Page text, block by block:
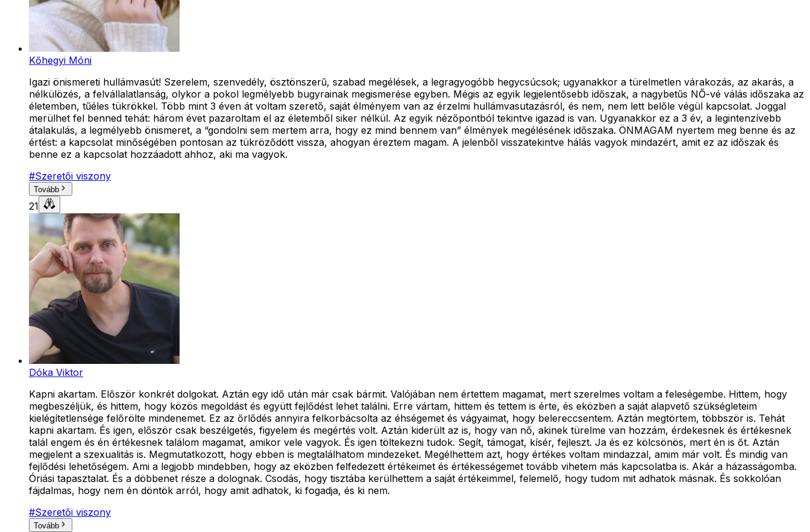
Kőhegyi Móni
Igazi önismereti hullámvasút! Szerelem, szenvedély, ösztönszerű, szabad megélések, a legragyogóbb hegycsúcsok; ugyanakkor a türelmetlen várakozás, az akarás, a
nélkülözés, a felvállalatlanság, olykor a pokol legmélyebb bugyrainak megismerése egyben. Mégis az egyik legjelentősebb időszak, a nagybetűs NŐ-vé válás időszaka az
életemben, tűéles tükrökkel. Több mint 3 éven át voltam szerető, saját élményem van az érzelmi hullámvasutazásról, és nem, nem lett belőle végül kapcsolat. Joggal
merülhet fel benned tehát: három évet pazaroltam el az életemből siker nélkül. Az egyik nézőpontból tekintve igazad is van. Ugyanakkor ez a 3 év, a legintenzívebb
átalakulás, a legmélyebb önismeret, a “gondolni sem mertem arra, hogy ez mind bennem van” élmények megélésének időszaka. ÖNMAGAM nyertem meg benne és az
értést: a kapcsolat minőségében pontosan az tükröződött vissza, ahogyan éreztem magam. A jelenből visszatekintve hálás vagyok mindazért, amit ez az időszak és
benne ez a kapcsolat hozzáadott ahhoz, aki ma vagyok.
#Szeretői viszony
Tovább
21
Dóka Viktor
Kapni akartam. Először konkrét dolgokat. Aztán egy idő után már csak bármit. Valójában nem értettem magamat, mert szerelmes voltam a feleségembe. Hittem, hogy
megbeszéljük, és hittem, hogy közös megoldást és együtt fejlődést lehet találni. Erre vártam, hittem és tettem is érte, és eközben a saját alapvető szükségleteim
kielégítetlensége felőrölte mindenemet. Ez az őrlődés annyira felkorbácsolta az éhségemet és vágyaimat, hogy belereccsentem. Aztán megtörtem, többször is. Tehát
kapni akartam. És igen, először csak beszélgetés, figyelem és megértés volt. Aztán kiderült az is, hogy van nő, akinek türelme van hozzám, érdekesnek és értékesnek
talál engem és én értékesnek találom magamat, amikor vele vagyok. És igen töltekezni tudok. Segít, támogat, kísér, fejleszt. Ja és ez kölcsönös, mert én is őt. Aztán
megjelent a szexualitás is. Megmutatkozott, hogy ebben is megtalálhatom mindezeket. Megélhettem azt, hogy értékes voltam mindazzal, amim már volt. És mindig van
fejlődési lehetőségem. Ami a legjobb mindebben, hogy az eközben felfedezett értékeimet és értékességemet tovább vihetem más kapcsolatba is. Akár a házasságomba.
Óriási tapasztalat. És a döbbenet része a dolognak. Csodás, hogy tisztába kerülhettem a saját értékeimmel, felemelő, hogy tudom mit adhatok másnak. És sokkolóan
fájdalmas, hogy nem én döntök arról, hogy amit adhatok, ki fogadja, és ki nem.
#Szeretői viszony
Tovább